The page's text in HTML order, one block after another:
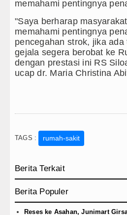
memahami pentingnya
"Saya berharap
memahami pentingnya
pencegahan strok, jika
gejala segera berobat ke
dengan prestasi ini RS
ucap dr. Maria Christina
TAGS : rumah-sakit
Berita Terkait
Berita Populer
Reses ke Asahan, Junimart